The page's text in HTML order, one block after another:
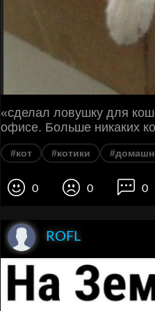
«сделал ловушку для
офисе. Больше никаких
#кот #котики
0 0 0
ROFL